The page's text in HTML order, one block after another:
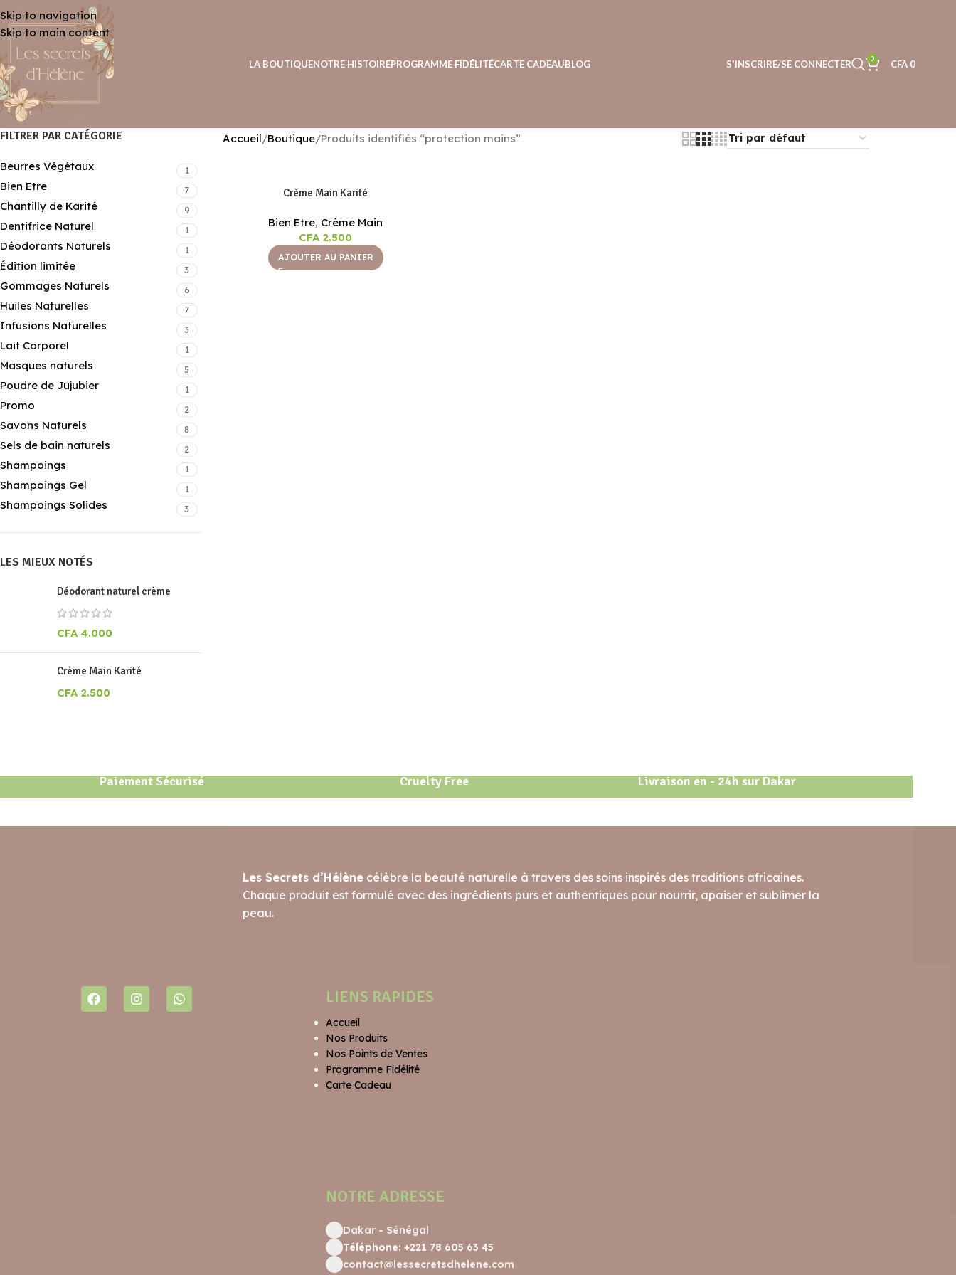
Skip to navigation
Skip to main content
LA BOUTIQUENOTRE HISTOIREPROGRAMME FIDÉLITÉCARTE CADEAUBLOG S'INSCRIRE/SE CONNECTER 0 CFA0
FILTRER PAR CATÉGORIE
Beurres Végétaux 1
Bien Etre 7
Chantilly de Karité 9
Dentifrice Naturel 1
Déodorants Naturels 1
Édition limitée 3
Gommages Naturels 6
Huiles Naturelles 7
Infusions Naturelles 3
Lait Corporel 1
Masques naturels 5
Poudre de Jujubier 1
Promo 2
Savons Naturels 8
Sels de bain naturels 2
Shampoings 1
Shampoings Gel 1
Shampoings Solides 3
LES MIEUX NOTÉS
Déodorant naturel crème
CFA4.000
Crème Main Karité
CFA2.500
Accueil Boutique Produits identifiés “protection mains”
Crème Main Karité
Bien Etre, Crème Main
CFA2.500
AJOUTER AU PANIER
Paiement Sécurisé Cruelty Free Livraison en - 24h sur Dakar
Les Secrets d’Hélène célèbre la beauté naturelle à travers des soins inspirés des traditions africaines.
Chaque produit est formulé avec des ingrédients purs et authentiques pour nourrir, apaiser et sublimer la
peau.
LIENS RAPIDES
Accueil
Nos Produits
Nos Points de Ventes
Programme Fidélité
Carte Cadeau
NOTRE ADRESSE
Dakar - Sénégal
Téléphone: +221 78 605 63 45
contact@lessecretsdhelene.com